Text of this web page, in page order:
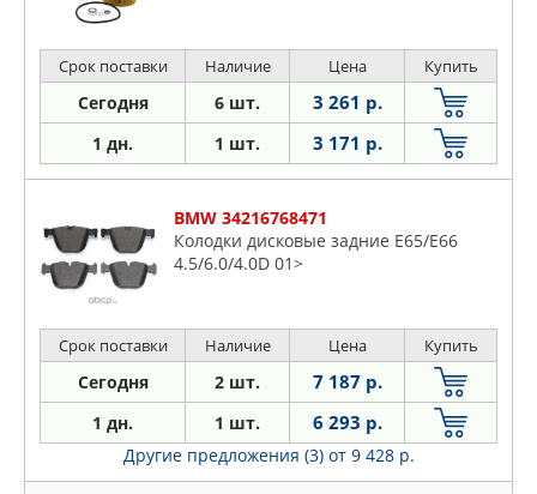
Срок поставки Наличие Цена Купить
Сегодня 6 шт. 3 261 р.
1 дн. 1 шт. 3 171 р.
BMW 34216768471
Колодки дисковые задние E65/E66
4.5/6.0/4.0D 01>
Срок поставки Наличие Цена Купить
Сегодня 2 шт. 7 187 р.
1 дн. 1 шт. 6 293 р.
Другие предложения (3) от 9 428 р.